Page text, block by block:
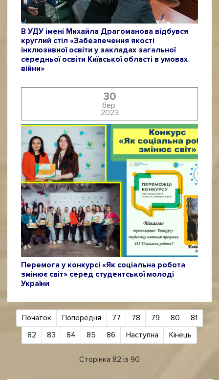
В УДУ імені Михайла Драгоманова відбувся
круглий стіл «Забезпечення якості
інклюзивної освіти у закладах загальної
середньої освіти Київської області в умовах
війни»
30
бер.
2023
Перемога у конкурсі «Як соціальна робота
змінює світ» серед студентської молоді
України
Початок Попередня 77 78 79 80
81
82
83 84 85 86 Наступна Кінець
Сторінка 82 із 90